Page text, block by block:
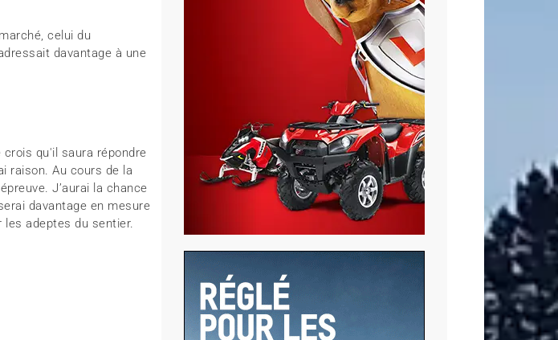
celui du
davantage à une
crois qu'il saura répondre
raison. Au cours de la
J’aurai la chance
davantage en mesure
les adeptes du sentier.